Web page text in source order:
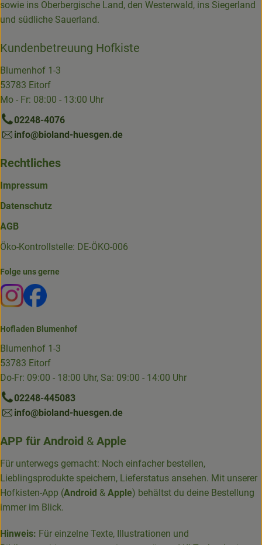
sowie ins Oberbergische Land, den Westerwald, ins Siegerland
und südliche Sauerland.
Kundenbetreuung Hofkiste
Blumenhof 1-3
53783 Eitorf
Mo - Fr: 08:00 - 13:00 Uhr
02248-4076
info@bioland-huesgen.de
Rechtliches
Impressum
Datenschutz
AGB
Öko-Kontrollstelle: DE-ÖKO-006
Folge uns gerne
Externer Link zu https://www.instagram.com/die.hofkiste/
Externer Link zu https://www.facebook.com/p/Die-
Hofladen Blumenhof
Blumenhof 1-3
53783 Eitorf
Do-Fr: 09:00 - 18:00 Uhr, Sa: 09:00 - 14:00 Uhr
02248-445083
info@bioland-huesgen.de
APP für Android & Apple
Für unterwegs gemacht: Noch einfacher bestellen,
Lieblingsprodukte speichern, Lieferstatus ansehen. Mit unserer
Hofkisten-App (Android & Apple) behältst du deine Bestellung
immer im Blick.
Hinweis: Für einzelne Texte, Illustrationen und